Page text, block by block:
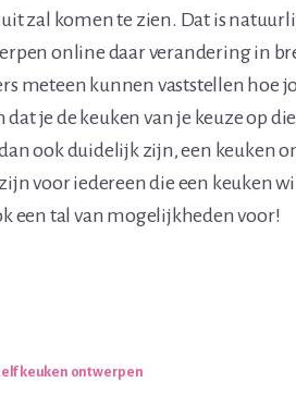
zal komen te zien. Dat is
online daar verandering in
meteen kunnen vaststellen hoe
je de keuken van je keuze op
ook duidelijk zijn, een keuken
voor iedereen die een keuken
een tal van mogelijkheden voor!
keuken ontwerpen